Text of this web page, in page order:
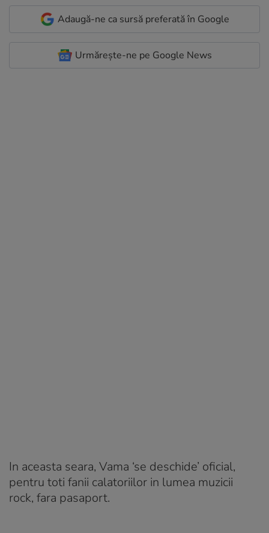
Adaugă-ne ca sursă preferată în Google
Urmărește-ne pe Google News
In aceasta seara, Vama ‘se deschide’ oficial,
pentru toti fanii calatoriilor in lumea muzicii
rock, fara pasaport.